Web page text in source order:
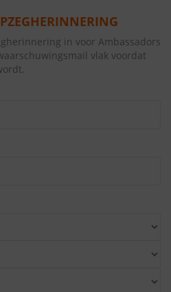
in voor Ambassadors
vlak voordat